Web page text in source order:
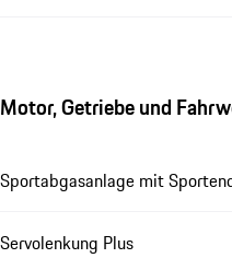
Motor, Getriebe und
Sportabgasanlage mit
Servolenkung Plus